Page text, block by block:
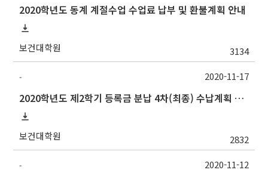
2020학년도 동계 계절수업 수업료 납부 및 환불계획 안내
보건대학원 3134
-
2020학년도 제2학기 등록금 분납 4차(최종) 수납계획 알림
보건대학원 2832
2020-11-17
- 2020-11-12